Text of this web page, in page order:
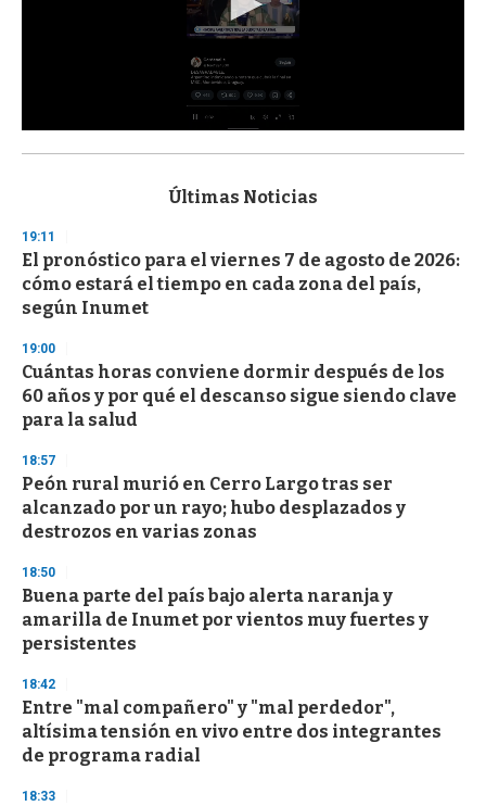
s
d
s
o
f
3
s
e
c
o
n
d
Últimas Noticias
19:11
El pronóstico para el viernes 7 de agosto de 2026:
cómo estará el tiempo en cada zona del país,
según Inumet
19:00
Cuántas horas conviene dormir después de los
60 años y por qué el descanso sigue siendo clave
para la salud
18:57
Peón rural murió en Cerro Largo tras ser
alcanzado por un rayo; hubo desplazados y
destrozos en varias zonas
18:50
Buena parte del país bajo alerta naranja y
amarilla de Inumet por vientos muy fuertes y
persistentes
18:42
Entre "mal compañero" y "mal perdedor",
altísima tensión en vivo entre dos integrantes
de programa radial
18:33